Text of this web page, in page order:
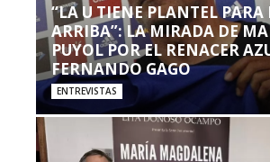
“LA U TIENE PLANTEL PARA
ARRIBA”: LA MIRADA DE
PUYOL POR EL RENACER
FERNANDO GAGO
ENTREVISTAS